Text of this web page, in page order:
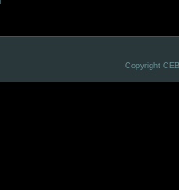
Copyright